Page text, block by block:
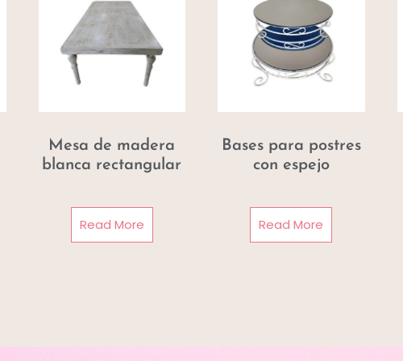
Mesa de madera
blanca rectangular
Read More
Bases para postres
con espejo
Read More